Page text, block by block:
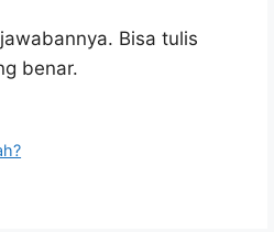
Bisa tulis
benar.